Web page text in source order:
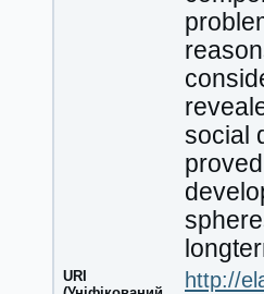
social
URI
http://